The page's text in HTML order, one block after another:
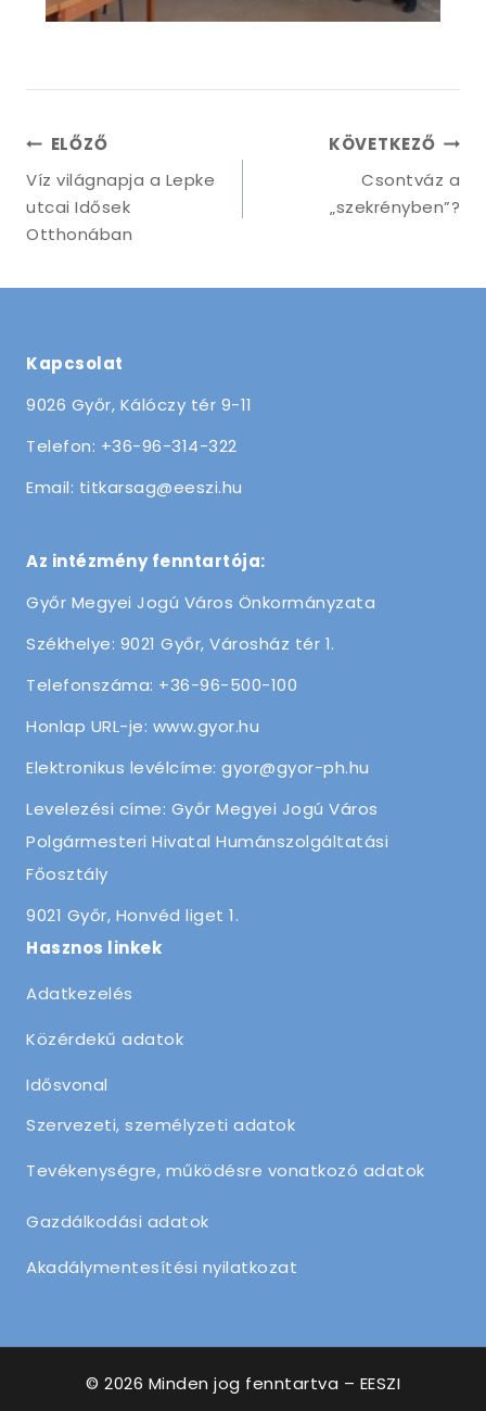
ELŐZŐ
Víz világnapja a Lepke
utcai Idősek
Otthonában
KÖVETKEZŐ
Csontváz a
„szekrényben”?
Kapcsolat
9026 Győr, Kálóczy tér 9-11
Telefon: +36-96-314-322
Email: titkarsag@eeszi.hu
Az intézmény fenntartója:
Győr Megyei Jogú Város Önkormányzata
Székhelye: 9021 Győr, Városház tér 1.
Telefonszáma: +36-96-500-100
Honlap URL-je: www.gyor.hu
Elektronikus levélcíme: gyor@gyor-ph.hu
Levelezési címe: Győr Megyei Jogú Város
Polgármesteri Hivatal Humánszolgáltatási
Főosztály
9021 Győr, Honvéd liget 1.
Hasznos linkek
Adatkezelés
Közérdekű adatok
Idősvonal
Szervezeti, személyzeti adatok
Tevékenységre, működésre vonatkozó adatok
Gazdálkodási adatok
Akadálymentesítési nyilatkozat
© 2026 Minden jog fenntartva – EESZI